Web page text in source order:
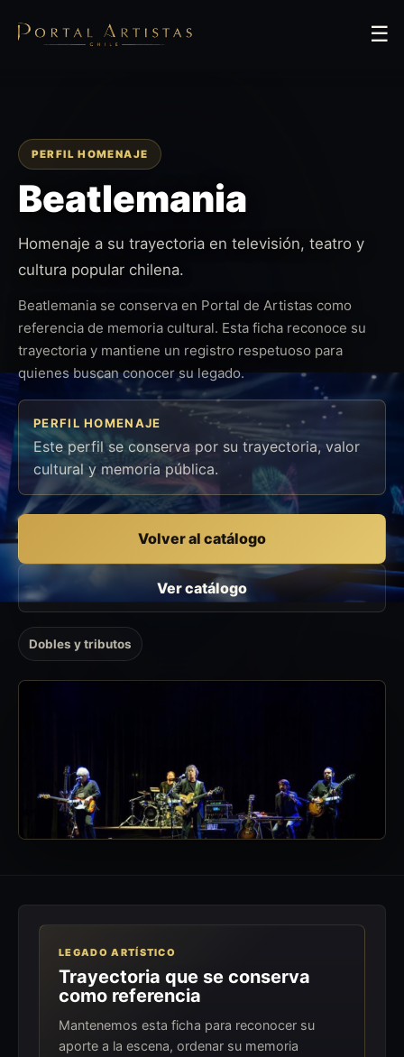
☰
PERFIL HOMENAJE
Beatlemania
Homenaje a su trayectoria en televisión, teatro y
cultura popular chilena.
Beatlemania se conserva en Portal de Artistas como
referencia de memoria cultural. Esta ficha reconoce su
trayectoria y mantiene un registro respetuoso para
quienes buscan conocer su legado.
PERFIL HOMENAJE
Este perfil se conserva por su trayectoria, valor
cultural y memoria pública.
Volver al catálogo
Ver catálogo
Dobles y tributos
LEGADO ARTÍSTICO
Trayectoria que se conserva
como referencia
Mantenemos esta ficha para reconocer su
aporte a la escena, ordenar su memoria